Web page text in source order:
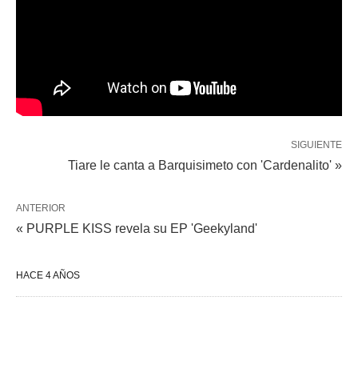
SIGUIENTE
Tiare le canta a Barquisimeto con 'Cardenalito' »
ANTERIOR
« PURPLE KISS revela su EP 'Geekyland'
HACE 4 AÑOS